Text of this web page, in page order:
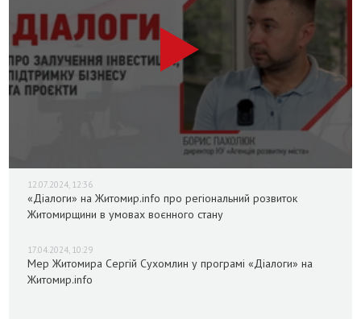
12.07.2024, 12:36
«Діалоги» на Житомир.info про регіональний розвиток
Житомирщини в умовах воєнного стану
17.04.2024, 10:29
Мер Житомира Сергій Сухомлин у програмі «Діалоги» на
Житомир.info